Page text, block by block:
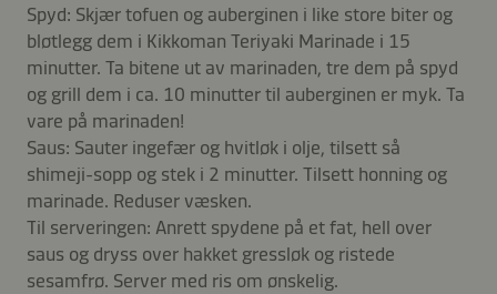
Spyd: Skjær tofuen og auberginen i like store biter og
bløtlegg dem i Kikkoman Teriyaki Marinade i 15
minutter. Ta bitene ut av marinaden, tre dem på spyd
og grill dem i ca. 10 minutter til auberginen er myk. Ta
vare på marinaden!
Saus: Sauter ingefær og hvitløk i olje, tilsett så
shimeji-sopp og stek i 2 minutter. Tilsett honning og
marinade. Reduser væsken.
Til serveringen: Anrett spydene på et fat, hell over
saus og dryss over hakket gressløk og ristede
sesamfrø. Server med ris om ønskelig.